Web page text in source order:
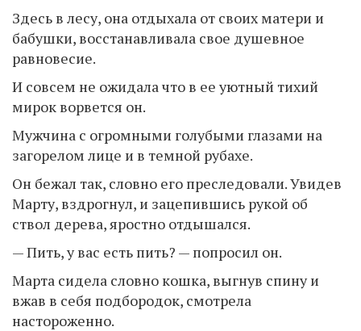
Здесь в лесу, она отдыхала от своих матери и
бабушки, восстанавливала свое душевное
равновесие.
И совсем не ожидала что в ее уютный тихий
мирок ворвется он.
Мужчина с огромными голубыми глазами на
загорелом лице и в темной рубахе.
Он бежал так, словно его преследовали. Увидев
Марту, вздрогнул, и зацепившись рукой об
ствол дерева, яростно отдышался.
— Пить, у вас есть пить? — попросил он.
Марта сидела словно кошка, выгнув спину и
вжав в себя подбородок, смотрела
настороженно.